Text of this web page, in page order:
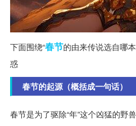
下面围绕“春节的由来传说选自哪
惑
春节的起源（概括成一句话）
春节是为了驱除“年”这个凶猛的野